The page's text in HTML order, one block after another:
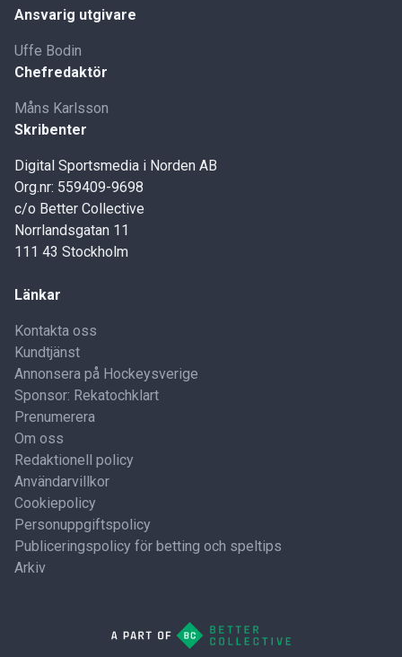
Ansvarig utgivare
Uffe Bodin
Chefredaktör
Måns Karlsson
Skribenter
Digital Sportsmedia i Norden AB
Org.nr: 559409-9698
c/o Better Collective
Norrlandsgatan 11
111 43 Stockholm
Länkar
Kontakta oss
Kundtjänst
Annonsera på Hockeysverige
Sponsor: Rekatochklart
Prenumerera
Om oss
Redaktionell policy
Användarvillkor
Cookiepolicy
Personuppgiftspolicy
Publiceringspolicy för betting och speltips
Arkiv